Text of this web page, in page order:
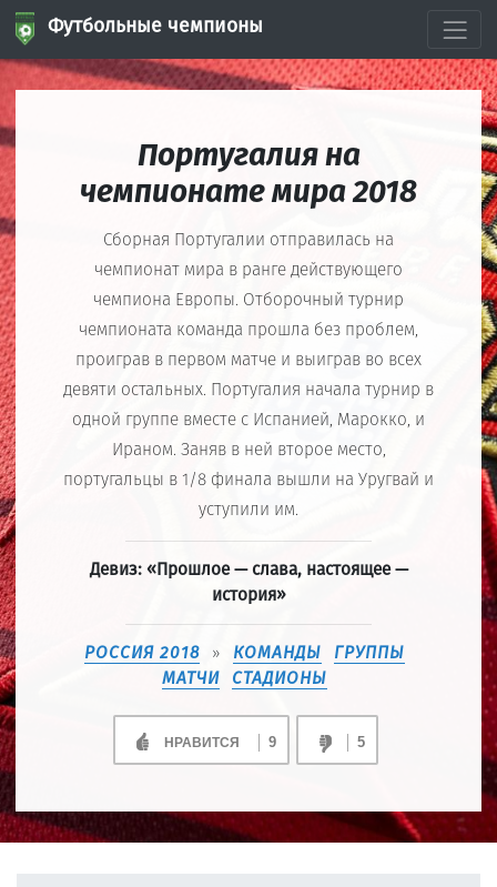
Футбольные чемпионы
Португалия на
чемпионате мира 2018
Сборная Португалии отправилась на
чемпионат мира в ранге действующего
чемпиона Европы. Отборочный турнир
чемпионата команда прошла без проблем,
проиграв в первом матче и выиграв во всех
девяти остальных. Португалия начала турнир в
одной группе вместе с Испанией, Марокко, и
Ираном. Заняв в ней второе место,
португальцы в 1/8 финала вышли на Уругвай и
уступили им.
Девиз: «Прошлое — слава, настоящее —
история»
РОССИЯ 2018 » КОМАНДЫ
ГРУППЫ
МАТЧИ
СТАДИОНЫ
НРАВИТСЯ 9 5